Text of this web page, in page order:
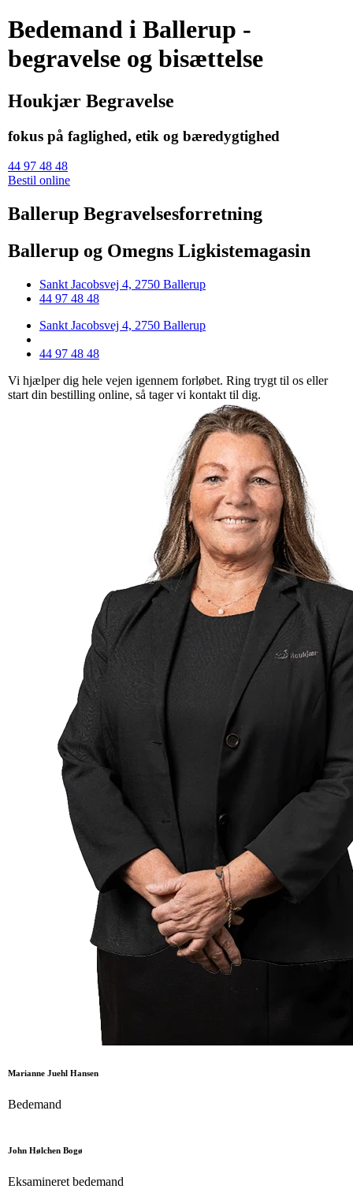
Bedemand i Ballerup -
begravelse og bisættelse
Houkjær Begravelse
fokus på faglighed, etik og bæredygtighed
44 97 48 48
Bestil online
Ballerup Begravelsesforretning
Ballerup og Omegns Ligkistemagasin
Sankt Jacobsvej 4, 2750 Ballerup
44 97 48 48
Sankt Jacobsvej 4, 2750 Ballerup
44 97 48 48
Vi hjælper dig hele vejen igennem forløbet. Ring trygt til os eller
start din bestilling online, så tager vi kontakt til dig.
Marianne Juehl Hansen
Bedemand
John Hølchen Bogø
Eksamineret bedemand